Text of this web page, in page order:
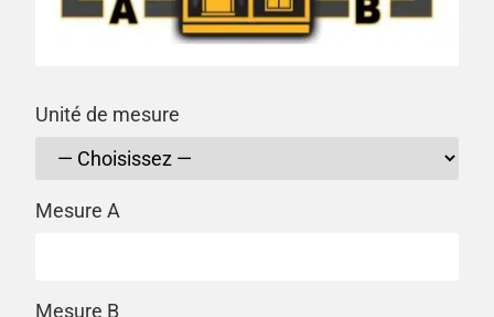
Unité de mesure
Mesure A
Mesure B